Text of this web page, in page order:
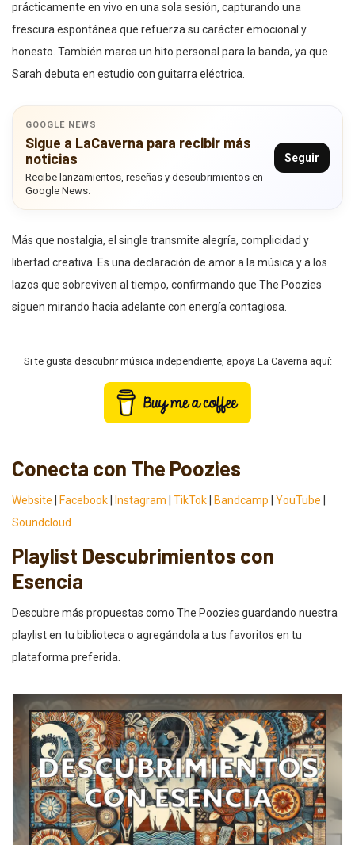
prácticamente en vivo en una sola sesión, capturando una
frescura espontánea que refuerza su carácter emocional y
honesto. También marca un hito personal para la banda, ya que
Sarah debuta en estudio con guitarra eléctrica.
GOOGLE NEWS
Sigue a LaCaverna para recibir más
noticias
Recibe lanzamientos, reseñas y descubrimientos en
Google News.
Seguir
Más que nostalgia, el single transmite alegría, complicidad y
libertad creativa. Es una declaración de amor a la música y a los
lazos que sobreviven al tiempo, confirmando que The Poozies
siguen mirando hacia adelante con energía contagiosa.
Si te gusta descubrir música independiente, apoya La Caverna aquí:
Conecta con The Poozies
Website Facebook Instagram TikTok Bandcamp YouTube
Soundcloud
Playlist Descubrimientos con
Esencia
Descubre más propuestas como The Poozies guardando nuestra
playlist en tu biblioteca o agregándola a tus favoritos en tu
plataforma preferida.